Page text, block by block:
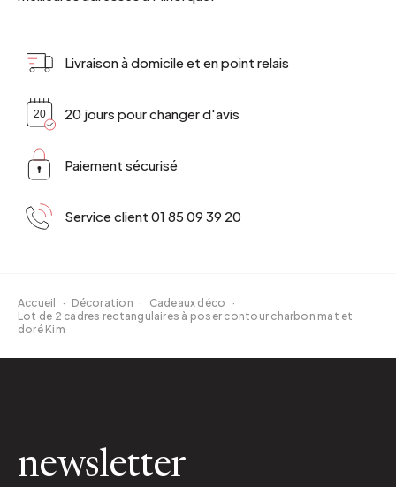
Livraison à domicile et en point relais
20 jours pour changer d'avis
Paiement sécurisé
Service client 01 85 09 39 20
Accueil · Décoration · Cadeaux déco
·
Lot de 2 cadres rectangulaires à poser contour charbon mat et
doré Kim
newsletter